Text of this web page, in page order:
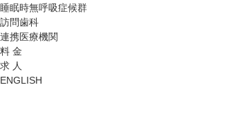
睡眠時無呼吸症候群
訪問歯科
連携医療機関
料 金
求 人
ENGLISH